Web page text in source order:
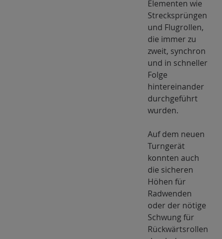
Elementen wie
Strecksprüngen
und Flugrollen,
die immer zu
zweit, synchron
und in schneller
Folge
hintereinander
durchgeführt
wurden.
Auf dem neuen
Turngerät
konnten auch
die sicheren
Höhen für
Radwenden
oder der nötige
Schwung für
Rückwärtsrollen